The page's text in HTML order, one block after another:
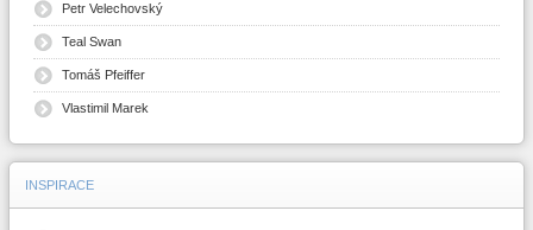
Petr Velechovský
Teal Swan
Tomáš Pfeiffer
Vlastimil Marek
INSPIRACE